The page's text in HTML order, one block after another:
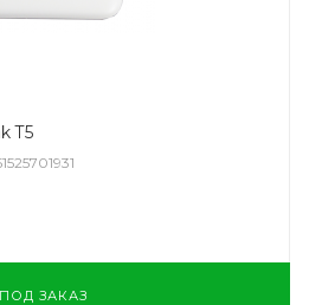
T5
ПОД ЗАКАЗ